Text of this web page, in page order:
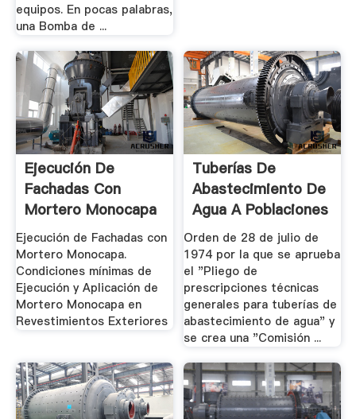
equipos. En pocas palabras,
una Bomba de ...
Ejecución De
Fachadas Con
Mortero Monocapa
Ejecución de Fachadas con
Mortero Monocapa.
Condiciones mínimas de
Ejecución y Aplicación de
Mortero Monocapa en
Revestimientos Exteriores
Tuberías De
Abastecimiento De
Agua A Poblaciones
Orden de 28 de julio de
1974 por la que se aprueba
el "Pliego de
prescripciones técnicas
generales para tuberías de
abastecimiento de agua" y
se crea una "Comisión ...